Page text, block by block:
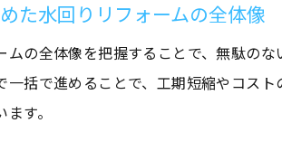
故障予
た水回りリフォームの全体像
ムの全体像を把握することで、無駄の
一括で進めることで、工期短縮やコス
す。